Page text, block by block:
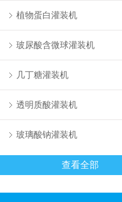
植物蛋白灌装机
玻尿酸含微球灌装机
几丁糖灌装机
透明质酸灌装机
玻璃酸钠灌装机
查看全部